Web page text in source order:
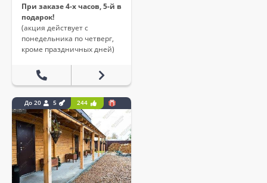
При заказе 4-х часов, 5-й в
подарок!
(акция действует с
понедельника по четверг,
кроме праздничных дней)
До 20 5 244